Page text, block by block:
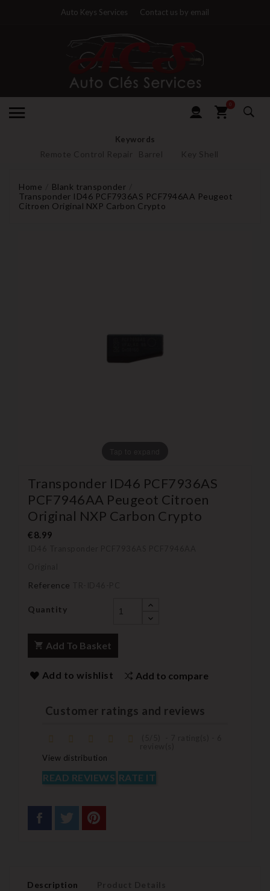
Auto Keys Services Contact us by email
0
Keywords
Remote Control Repair Barrel Key Shell
Home
Blank transponder
Transponder ID46 PCF7936AS PCF7946AA Peugeot
Citroen Original NXP Carbon Crypto
Transponder ID46 PCF7936AS
PCF7946AA Peugeot Citroen
Original NXP Carbon Crypto
€8.99
Reference
Quantity
Add To Basket
Add to wishlist Add to compare
Customer ratings and reviews
View distribution
READ REVIEWS RATE IT
Description